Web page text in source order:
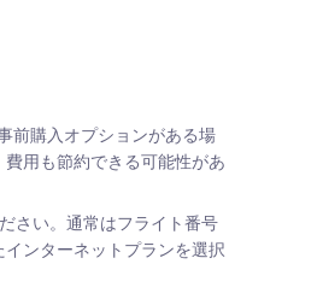
前購入オプションがある場
用も節約できる可能性があ
さい。通常はフライト番号
ンターネットプランを選択